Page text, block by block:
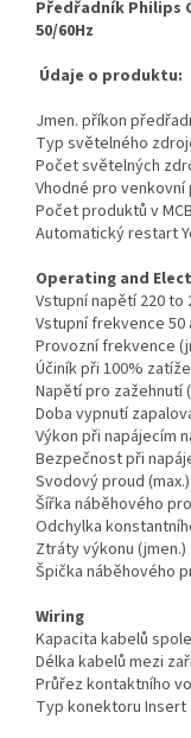
Předřadník Philips
50/60Hz
Údaje o produktu:
Jmen. příkon
Typ světelného
Počet světelných
Vhodné pro venkovní
Počet produktů v
Automatický restart
Operating and
Vstupní napětí 220 to
Vstupní frekvence 50
Provozní frekvence
Účiník při 100%
Napětí pro zažehnutí
Doba vypnutí
Výkon při napájecím
Bezpečnost při
Svodový proud
Šířka náběhového
Odchylka
Ztráty výkonu (jmen.)
Špička náběhového
Wiring
Kapacita kabelů
Délka kabelů mezi
Průřez kontaktního
Typ konektoru Insert